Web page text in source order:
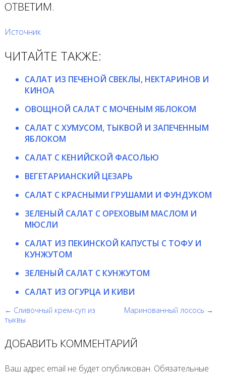
ОТВЕТИМ.
Источник
ЧИТАЙТЕ ТАКЖЕ:
САЛАТ ИЗ ПЕЧЕНОЙ СВЕКЛЫ, НЕКТАРИНОВ И
КИНОА
ОВОЩНОЙ САЛАТ С МОЧЕНЫМ ЯБЛОКОМ
САЛАТ С ХУМУСОМ, ТЫКВОЙ И ЗАПЕЧЕННЫМ
ЯБЛОКОМ
САЛАТ С КЕНИЙСКОЙ ФАСОЛЬЮ
ВЕГЕТАРИАНСКИЙ ЦЕЗАРЬ
САЛАТ С КРАСНЫМИ ГРУШАМИ И ФУНДУКОМ
ЗЕЛЕНЫЙ САЛАТ С ОРЕХОВЫМ МАСЛОМ И
МЮСЛИ
САЛАТ ИЗ ПЕКИНСКОЙ КАПУСТЫ С ТОФУ И
КУНЖУТОМ
ЗЕЛЕНЫЙ САЛАТ С КУНЖУТОМ
САЛАТ ИЗ ОГУРЦА И КИВИ
← Сливочный крем-суп из
тыквы
Маринованный лосось →
ДОБАВИТЬ КОММЕНТАРИЙ
Ваш адрес email не будет опубликован. Обязательные